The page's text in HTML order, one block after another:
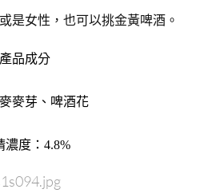
是女性，也可以挑金黃啤酒。
產品成分
麥芽、啤酒花
濃度：4.8%